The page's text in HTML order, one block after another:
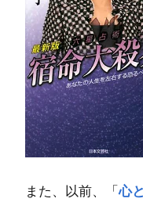
また、以前、「心